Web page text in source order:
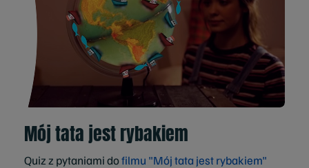
Mój tata jest rybakiem
Quiz z pytaniami dofilmu "Mój tata jest rybakiem"